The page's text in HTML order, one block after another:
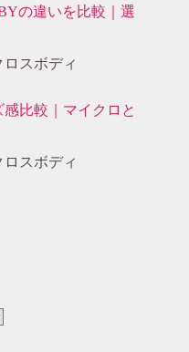
の違いを比較｜選
スボディ
感比較｜マイクロと
スボディ